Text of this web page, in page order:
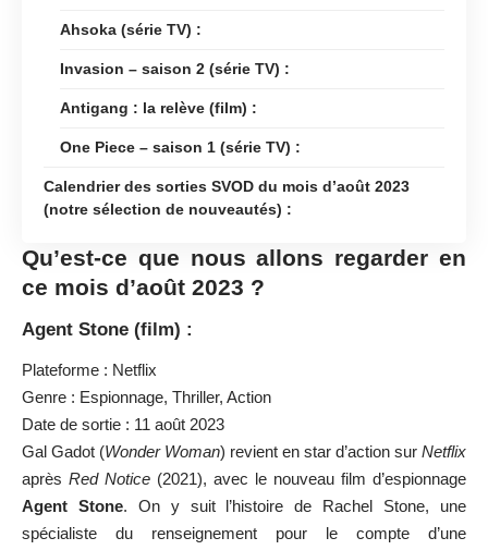
Ahsoka (série TV) :
Invasion – saison 2 (série TV) :
Antigang : la relève (film) :
One Piece – saison 1 (série TV) :
Calendrier des sorties SVOD du mois d’août 2023
(notre sélection de nouveautés) :
Qu’est-ce que nous allons regarder en
ce mois d’août 2023 ?
Agent Stone (film) :
Plateforme : Netflix
Genre : Espionnage, Thriller, Action
Date de sortie : 11 août 2023
Gal Gadot (Wonder Woman) revient en star d’action sur Netflix
après Red Notice (2021), avec le nouveau film d’espionnage
Agent Stone. On y suit l’histoire de Rachel Stone, une
spécialiste du renseignement pour le compte d’une